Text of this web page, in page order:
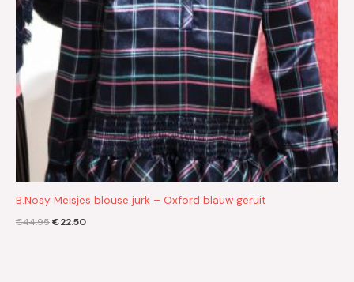
B.Nosy Meisjes blouse jurk – Oxford blauw geruit
€44.95€22.50